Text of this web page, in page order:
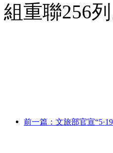
組重聯256列